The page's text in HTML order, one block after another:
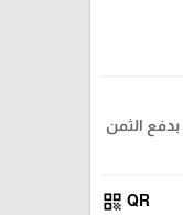
الثمن
QR
qr_code